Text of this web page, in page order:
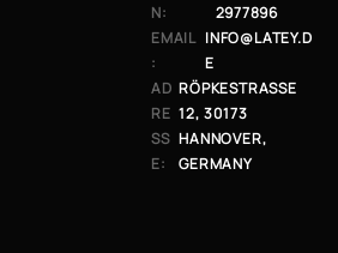
N:
2977896
EMAIL
:
INFO@LATEY.D
E
AD
RE
SS
E:
RÖPKESTRASSE 1
2, 30173 H
ANNOVER, G
ERMANY